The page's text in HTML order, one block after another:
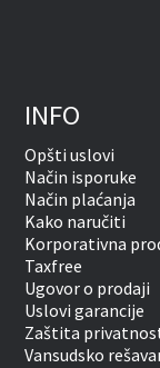
INFO
Opšti uslovi
Način isporuke
Način plaćanja
Kako naručiti
Korporativna
Taxfree
Ugovor o prodaji
Uslovi garancije
Zaštita
Vansudsko